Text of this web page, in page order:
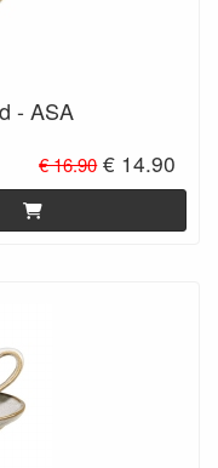
- ASA
€ 16.90€ 14.90